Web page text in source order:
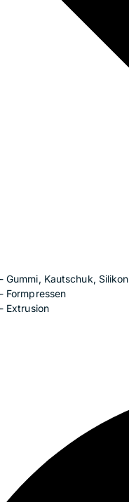
Kautschuk, Silikon
Formpressen
Extrusion